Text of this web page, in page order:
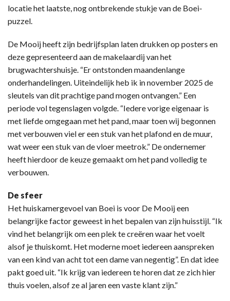
locatie het laatste, nog ontbrekende stukje van de Boei-
puzzel.
De Mooij heeft zijn bedrijfsplan laten drukken op posters en
deze gepresenteerd aan de makelaardij van het
brugwachtershuisje. “Er ontstonden maandenlange
onderhandelingen. Uiteindelijk heb ik in november 2025 de
sleutels van dit prachtige pand mogen ontvangen.” Een
periode vol tegenslagen volgde. “Iedere vorige eigenaar is
met liefde omgegaan met het pand, maar toen wij begonnen
met verbouwen viel er een stuk van het plafond en de muur,
wat weer een stuk van de vloer meetrok.” De ondernemer
heeft hierdoor de keuze gemaakt om het pand volledig te
verbouwen.
De sfeer
Het huiskamergevoel van Boei is voor De Mooij een
belangrijke factor geweest in het bepalen van zijn huisstijl. “Ik
vind het belangrijk om een plek te creëren waar het voelt
alsof je thuiskomt. Het moderne moet iedereen aanspreken
van een kind van acht tot een dame van negentig”. En dat idee
pakt goed uit. “Ik krijg van iedereen te horen dat ze zich hier
thuis voelen, alsof ze al jaren een vaste klant zijn.”